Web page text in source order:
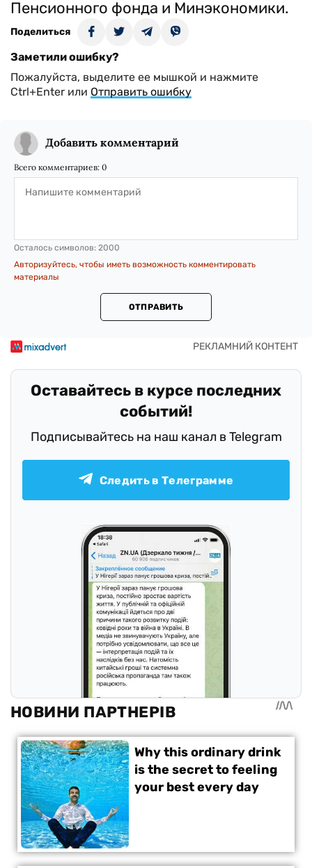
Пенсионного фонда и Минэкономики.
Поделиться
Заметили ошибку?
Пожалуйста, выделите ее мышкой и нажмите
Ctrl+Enter или Отправить ошибку
Добавить комментарий
Всего комментариев: 0
Осталось символов: 2000
Авторизуйтесь, чтобы иметь возможность комментировать
материалы
ОТПРАВИТЬ
Оставайтесь в курсе последних
событий!
Подписывайтесь на наш канал в Telegram
Следить в Телеграмме